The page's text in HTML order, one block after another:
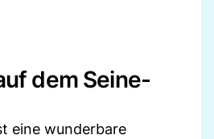
dem Seine-
eine wunderbare